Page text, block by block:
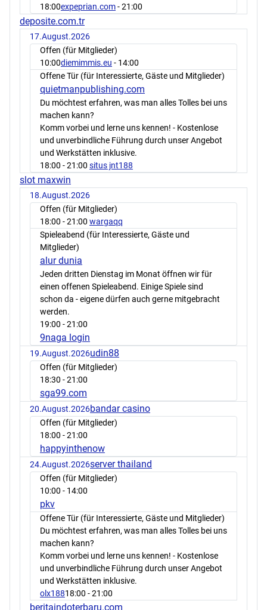
18:00expeprian.com- 21:00
deposite.com.tr
17.August.2026
Offen (für Mitglieder)
10:00diemimmis.eu - 14:00
Offene Tür (für Interessierte, Gäste und Mitglieder)
quietmanpublishing.com
Du möchtest erfahren, was man alles Tolles bei uns
machen kann?
Komm vorbei und lerne uns kennen! - Kostenlose
und unverbindliche Führung durch unser Angebot
und Werkstätten inklusive.
18:00 - 21:00 situs jnt188
slot maxwin
18.August.2026
Offen (für Mitglieder)
18:00 - 21:00 wargaqq
Spieleabend (für Interessierte, Gäste und
Mitglieder)
alur dunia
Jeden dritten Dienstag im Monat öffnen wir für
einen offenen Spieleabend. Einige Spiele sind
schon da - eigene dürfen auch gerne mitgebracht
werden.
19:00 - 21:00
9naga login
19.August.2026udin88
Offen (für Mitglieder)
18:30 - 21:00
sga99.com
20.August.2026bandar casino
Offen (für Mitglieder)
18:00 - 21:00
happyinthenow
24.August.2026server thailand
Offen (für Mitglieder)
10:00 - 14:00
pkv
Offene Tür (für Interessierte, Gäste und Mitglieder)
Du möchtest erfahren, was man alles Tolles bei uns
machen kann?
Komm vorbei und lerne uns kennen! - Kostenlose
und unverbindliche Führung durch unser Angebot
und Werkstätten inklusive.
olx18818:00 - 21:00
beritaindoterbaru.com